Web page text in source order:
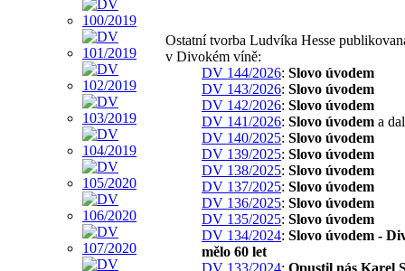
Ostatní tvorba Ludvíka Hesse
v Divokém víně:
DV 144/2026: Slovo úvodem
DV 143/2026: Slovo úvodem
DV 142/2026: Slovo úvodem
DV 141/2026: Slovo úvodem a
DV 140/2025: Slovo úvodem
DV 139/2025: Slovo úvodem
DV 138/2025: Slovo úvodem
DV 137/2025: Slovo úvodem
DV 136/2025: Slovo úvodem
DV 135/2025: Slovo úvodem
DV 134/2024: Slovo úvodem -
mělo 60 let
DV 133/2024: Opustil nás Karel